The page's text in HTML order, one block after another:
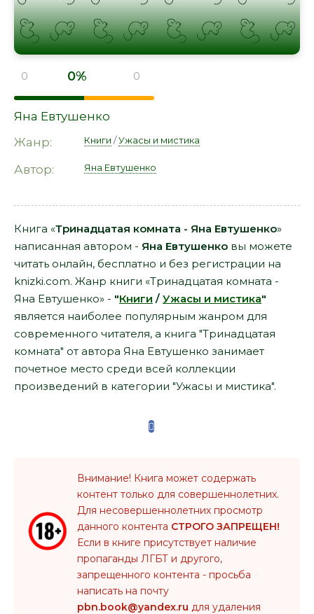
0 0% 0
Яна Евтушенко
Жанр:
Книги /Ужасы и мистика
Автор: Яна Евтушенко
Книга «Тринадцатая комната - Яна Евтушенко»
написанная автором - Яна Евтушенко вы можете
читать онлайн, бесплатно и без регистрации на
knizki.com. Жанр книги «Тринадцатая комната -
Яна Евтушенко» - "Книги / Ужасы и мистика"
является наиболее популярным жанром для
современного читателя, а книга "Тринадцатая
комната" от автора Яна Евтушенко занимает
почетное место среди всей коллекции
произведений в категории "Ужасы и мистика".
Внимание! Книга может содержать
контент только для совершеннолетних.
Для несовершеннолетних просмотр
данного контента СТРОГО ЗАПРЕЩЕН!
Если в книге присутствует наличие
пропаганды ЛГБТ и другого,
запрещенного контента - просьба
написать на почту
pbn.book@yandex.ru для удаления